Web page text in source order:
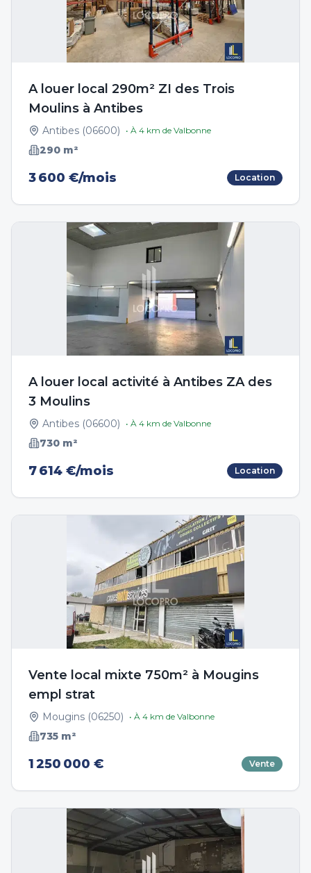
A louer local 290m² ZI des Trois
Moulins à Antibes
Antibes (06600) • À 4 km de Valbonne
290 m²
3 600 €/mois Location
A louer local activité à Antibes ZA des
3 Moulins
Antibes (06600) • À 4 km de Valbonne
730 m²
7 614 €/mois Location
Vente local mixte 750m² à Mougins
empl strat
Mougins (06250) • À 4 km de Valbonne
735 m²
1 250 000 € Vente